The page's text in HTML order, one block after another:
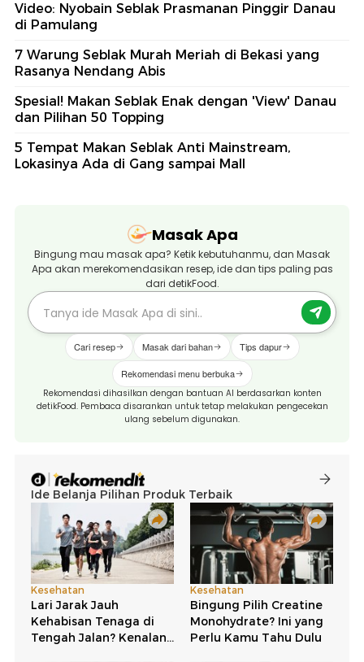
Video: Nyobain Seblak Prasmanan Pinggir Danau
di Pamulang
7 Warung Seblak Murah Meriah di Bekasi yang
Rasanya Nendang Abis
Spesial! Makan Seblak Enak dengan 'View' Danau
dan Pilihan 50 Topping
5 Tempat Makan Seblak Anti Mainstream,
Lokasinya Ada di Gang sampai Mall
Masak Apa
Bingung mau masak apa? Ketik kebutuhanmu, dan Masak
Apa akan merekomendasikan resep, ide dan tips paling pas
dari detikFood.
Cari resep Masak dari bahan Tips dapur
Rekomendasi menu berbuka
Rekomendasi dihasilkan dengan bantuan AI berdasarkan konten
detikFood. Pembaca disarankan untuk tetap melakukan pengecekan
ulang sebelum digunakan.